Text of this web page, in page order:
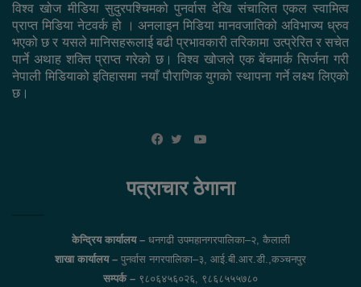
विश्व खोज मीडिया सुदुरपश्चिमको पुनर्वास देखि संचालित एकल स्वामित्व
प्राप्त मिडिया नेटवर्क हो । अनलाइन मिडिया मानवजातिको अविभाज्य ध्रुव
भएको छ र यसले मानिसहरूलाई बढी प्रभावकारी तरिकामा उत्प्रेरित र सचेत
पार्ने अथाह शक्ति प्राप्त गरेको छ। विश्व खोजले एक बेंचमार्क सिर्जना गरी
नेपाली मिडियाको इतिहासमा नयाँ पौराणिक युगको स्थापना गर्ने लक्ष्य लिएको
छ।
YouTube
पत्राचार ठेगाना
केन्द्रिय कार्यालय –धनगढी उपमहानगरपालिका–२, कैलाली
शाखा कार्यालय – पुनर्वास नगरपालिका–३, आई.बी.आर.डी.,कञ्चनपुर
सम्पर्क – ९८०६४५६०२६, ९८६८५५५७८०